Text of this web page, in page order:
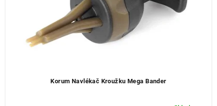
Korum Navlékač Kroužku Mega Bander